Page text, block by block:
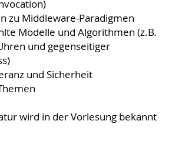
zu Middleware-Paradigmen
Modelle und Algorithmen (z.B.
und gegenseitiger
und Sicherheit
wird in der Vorlesung bekannt